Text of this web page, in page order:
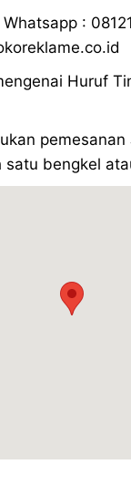
:
Huruf
bengkel